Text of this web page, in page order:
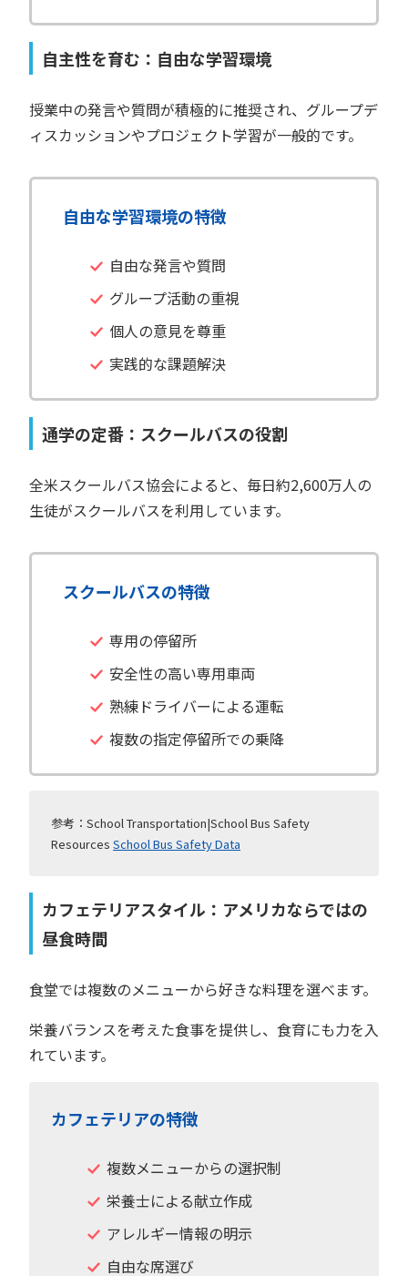
自主性を育む：自由な学習環境
授業中の発言や質問が積極的に推奨され、グループデ
ィスカッションやプロジェクト学習が一般的です。
自由な学習環境の特徴
自由な発言や質問
グループ活動の重視
個人の意見を尊重
実践的な課題解決
通学の定番：スクールバスの役割
全米スクールバス協会によると、毎日約2,600万人の
生徒がスクールバスを利用しています。
スクールバスの特徴
専用の停留所
安全性の高い専用車両
熟練ドライバーによる運転
複数の指定停留所での乗降
参考：School Transportation|School Bus Safety
Resources School Bus Safety Data
カフェテリアスタイル：アメリカならではの
昼食時間
食堂では複数のメニューから好きな料理を選べます。
栄養バランスを考えた食事を提供し、食育にも力を入
れています。
カフェテリアの特徴
複数メニューからの選択制
栄養士による献立作成
アレルギー情報の明示
自由な席選び